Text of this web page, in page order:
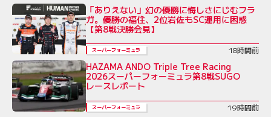
「ありえない」幻の優勝に悔しさにじむフラ
ガ。優勝の福住、2位岩佐もSC運用に困惑
【第8戦決勝会見】
スーパーフォーミュラ 18時間前
HAZAMA ANDO Triple Tree Racing
2026スーパーフォーミュラ第8戦SUGO
レースレポート
スーパーフォーミュラ 19時間前